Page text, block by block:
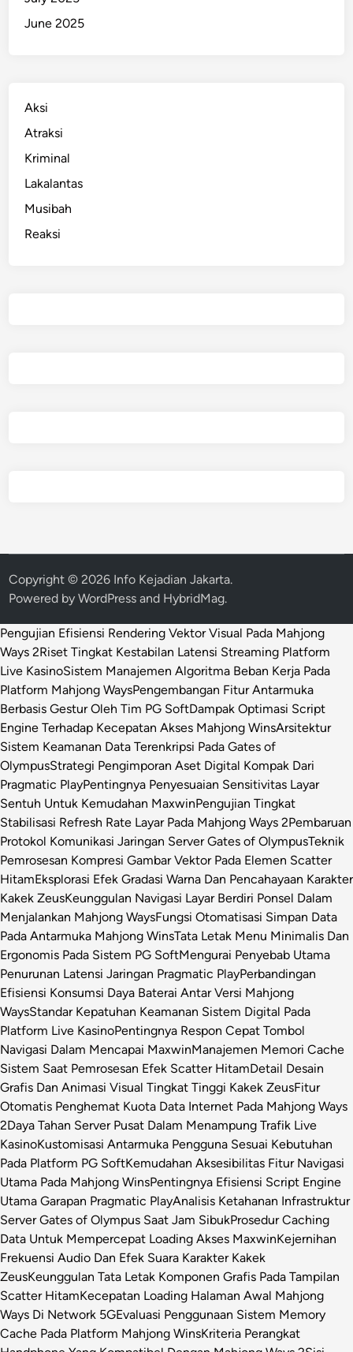
June 2025
Aksi
Atraksi
Kriminal
Lakalantas
Musibah
Reaksi
Copyright © 2026 Info Kejadian Jakarta.
Powered byWordPress and HybridMag.
Pengujian Efisiensi Rendering Vektor Visual Pada Mahjong
Ways 2Riset Tingkat Kestabilan Latensi Streaming Platform
Live KasinoSistem Manajemen Algoritma Beban Kerja Pada
Platform Mahjong WaysPengembangan Fitur Antarmuka
Berbasis Gestur Oleh Tim PG SoftDampak Optimasi Script
Engine Terhadap Kecepatan Akses Mahjong WinsArsitektur
Sistem Keamanan Data Terenkripsi Pada Gates of
OlympusStrategi Pengimporan Aset Digital Kompak Dari
Pragmatic PlayPentingnya Penyesuaian Sensitivitas Layar
Sentuh Untuk Kemudahan MaxwinPengujian Tingkat
Stabilisasi Refresh Rate Layar Pada Mahjong Ways 2Pembaruan
Protokol Komunikasi Jaringan Server Gates of OlympusTeknik
Pemrosesan Kompresi Gambar Vektor Pada Elemen Scatter
HitamEksplorasi Efek Gradasi Warna Dan Pencahayaan Karakter
Kakek ZeusKeunggulan Navigasi Layar Berdiri Ponsel Dalam
Menjalankan Mahjong WaysFungsi Otomatisasi Simpan Data
Pada Antarmuka Mahjong WinsTata Letak Menu Minimalis Dan
Ergonomis Pada Sistem PG SoftMengurai Penyebab Utama
Penurunan Latensi Jaringan Pragmatic PlayPerbandingan
Efisiensi Konsumsi Daya Baterai Antar Versi Mahjong
WaysStandar Kepatuhan Keamanan Sistem Digital Pada
Platform Live KasinoPentingnya Respon Cepat Tombol
Navigasi Dalam Mencapai MaxwinManajemen Memori Cache
Sistem Saat Pemrosesan Efek Scatter HitamDetail Desain
Grafis Dan Animasi Visual Tingkat Tinggi Kakek ZeusFitur
Otomatis Penghemat Kuota Data Internet Pada Mahjong Ways
2Daya Tahan Server Pusat Dalam Menampung Trafik Live
KasinoKustomisasi Antarmuka Pengguna Sesuai Kebutuhan
Pada Platform PG SoftKemudahan Aksesibilitas Fitur Navigasi
Utama Pada Mahjong WinsPentingnya Efisiensi Script Engine
Utama Garapan Pragmatic PlayAnalisis Ketahanan Infrastruktur
Server Gates of Olympus Saat Jam SibukProsedur Caching
Data Untuk Mempercepat Loading Akses MaxwinKejernihan
Frekuensi Audio Dan Efek Suara Karakter Kakek
ZeusKeunggulan Tata Letak Komponen Grafis Pada Tampilan
Scatter HitamKecepatan Loading Halaman Awal Mahjong
Ways Di Network 5GEvaluasi Penggunaan Sistem Memory
Cache Pada Platform Mahjong WinsKriteria Perangkat